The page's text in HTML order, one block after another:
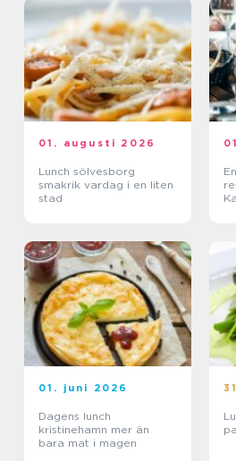
01. augusti 2026
Lunch sölvesborg
smakrik vardag i en liten
stad
01. juni 2026
Dagens lunch
kristinehamn mer än
bara mat i magen